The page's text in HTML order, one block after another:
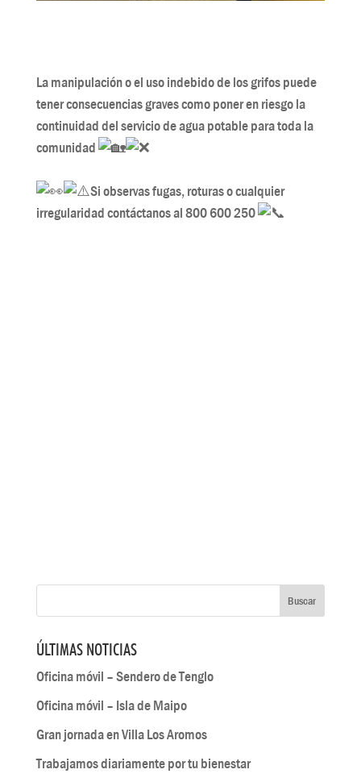
La manipulación o el uso indebido de los grifos puede
tener consecuencias graves como poner en riesgo la
continuidad del servicio de agua potable para toda la
comunidad
Si observas fugas, roturas o cualquier
irregularidad contáctanos al 800 600 250
ÚLTIMAS NOTICIAS
Oficina móvil – Sendero de Tenglo
Oficina móvil – Isla de Maipo
Gran jornada en Villa Los Aromos
Trabajamos diariamente por tu bienestar